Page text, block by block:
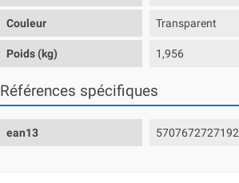
Couleur Transparent
Poids (kg) 1,956
Références spécifiques
ean13 5707672727192